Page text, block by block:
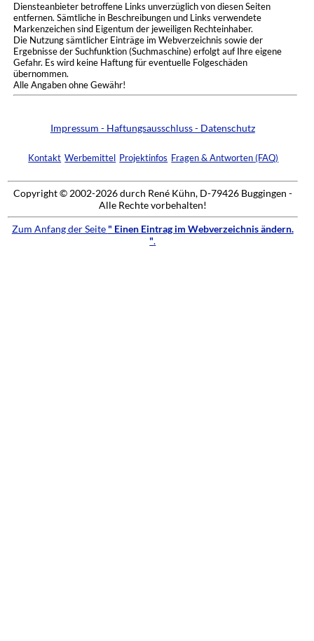
Diensteanbieter betroffene Links unverzüglich von diesen Seiten
entfernen. Sämtliche in Beschreibungen und Links verwendete
Markenzeichen sind Eigentum der jeweiligen Rechteinhaber.
Die Nutzung sämtlicher Einträge im Webverzeichnis sowie der
Ergebnisse der Suchfunktion (Suchmaschine) erfolgt auf Ihre eigene
Gefahr. Es wird keine Haftung für eventuelle Folgeschäden
übernommen.
Alle Angaben ohne Gewähr!
Impressum - Haftungsausschluss - Datenschutz
Kontakt Werbemittel Projektinfos Fragen & Antworten (FAQ)
Copyright © 2002-2026 durch René Kühn, D-79426 Buggingen -
Alle Rechte vorbehalten!
Zum Anfang der Seite " Einen Eintrag im Webverzeichnis ändern.
".